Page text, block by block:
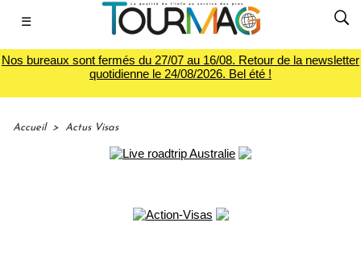
☰
Nos bureaux sont fermés du 27/07 au 16/08. Retour de la newsletter
quotidienne le 24/08/2026. Bel été !
Accueil > Actus Visas